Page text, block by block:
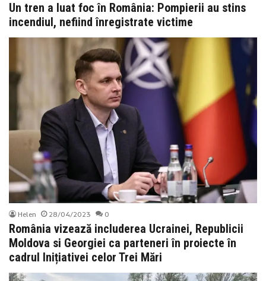
Un tren a luat foc în România: Pompierii au stins
incendiul, nefiind înregistrate victime
Helen 28/04/2023 0
România vizează includerea Ucrainei, Republicii
Moldova si Georgiei ca parteneri în proiecte în
cadrul Inițiativei celor Trei Mări